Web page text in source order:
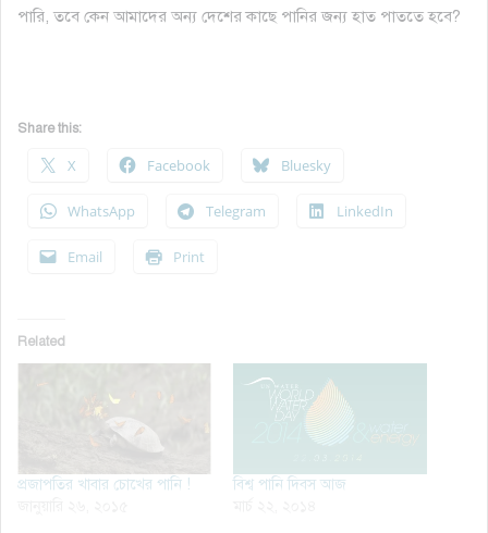
পারি, তবে কেন আমাদের অন্য দেশের কাছে পানির জন্য হাত পাততে হবে?
Share this:
X Facebook Bluesky
WhatsApp Telegram LinkedIn
Email Print
Related
প্রজাপতির খাবার চোখের পানি !
বিশ্ব পানি দিবস আজ